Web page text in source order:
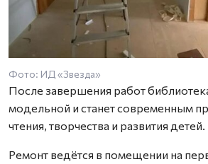
Фото: ИД «Звезда»
После завершения работ библиотека
модельной и станет современным
чтения, творчества и развития детей.
Ремонт ведётся в помещении на